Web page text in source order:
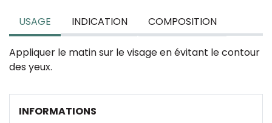
USAGE INDICATION COMPOSITION
Appliquer le matin sur le visage en évitant le contour
des yeux.
INFORMATIONS